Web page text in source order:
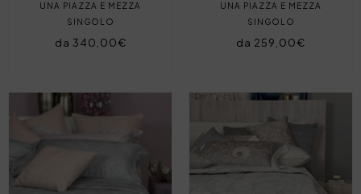
UNA PIAZZA E MEZZA
SINGOLO
da 340,00€
UNA PIAZZA E MEZZA
SINGOLO
da 259,00€